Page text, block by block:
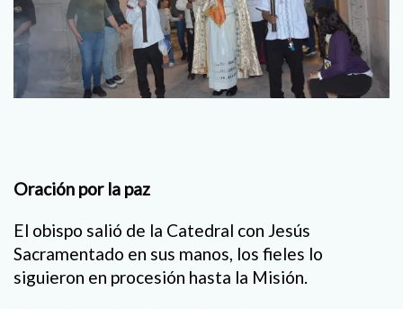
Oración por la paz
El obispo salió de la Catedral con Jesús
Sacramentado en sus manos, los fieles lo
siguieron en procesión hasta la Misión.